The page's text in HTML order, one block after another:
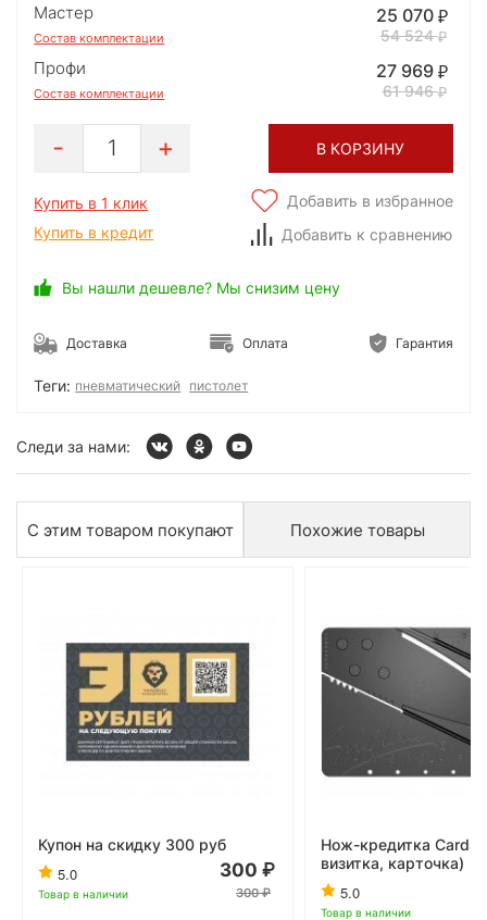
Мастер
Состав комплектации
25 070
54 524
Профи
Состав комплектации
27 969
61 946
1 В КОРЗИНУ
Купить в 1 клик
Купить в кредит
Добавить в избранное
Добавить к сравнению
Вы нашли дешевле? Мы снизим цену
Доставка Оплата Гарантия
Теги: пневматический пистолет
Следи за нами:
С этим товаром покупают Похожие товары
Купон на скидку 300 руб
5.0
Товар в наличии
300
300
Нож-кредитка
визитка, карточка)
5.0
Товар в наличии